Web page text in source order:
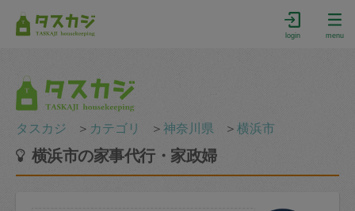
login menu
タスカジ ＞ カテゴリ ＞神奈川県 ＞横浜市
横浜市の家事代行・家政婦